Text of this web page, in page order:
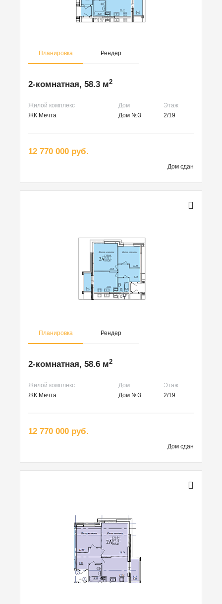
Планировка Рендер
2-комнатная, 58.3 м2
Жилой комплекс Дом
Этаж
ЖК Мечта
Дом №3 2/19
12 770 000 руб.
Дом сдан
Планировка Рендер
2-комнатная, 58.6 м2
Жилой комплекс Дом
Этаж
ЖК Мечта
Дом №3 2/19
12 770 000 руб.
Дом сдан